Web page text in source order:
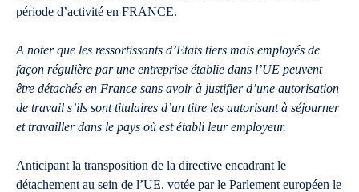
période d’activité en FRANCE.
A noter que les ressortissants d’Etats tiers mais employés de
façon régulière par une entreprise établie dans l’UE peuvent
être détachés en France sans avoir à justifier d’une autorisation
de travail s’ils sont titulaires d’un titre les autorisant à séjourner
et travailler dans le pays où est établi leur employeur.
Anticipant la transposition de la directive encadrant le
détachement au sein de l’UE, votée par le Parlement européen le